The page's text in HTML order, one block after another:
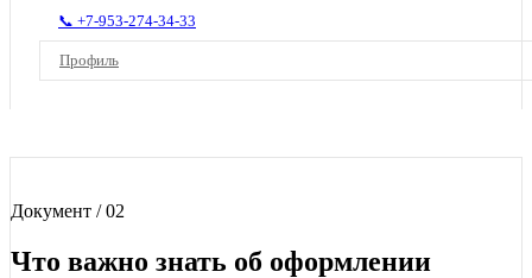
📞 +7-953-274-34-33
Профиль
Документ / 02
Что важно знать об оформлении